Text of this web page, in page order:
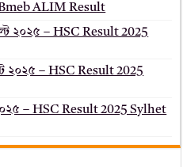
Bmeb ALIM Result
২০২৫ – HSC Result 2025
২০২৫ – HSC Result 2025
– HSC Result 2025 Sylhet